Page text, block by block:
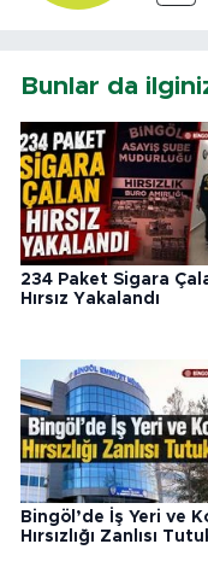
Bunlar da
234 Paket Sigara
Hırsız Yakalandı
Bingöl’de İş Yeri ve
Hırsızlığı Zanlısı